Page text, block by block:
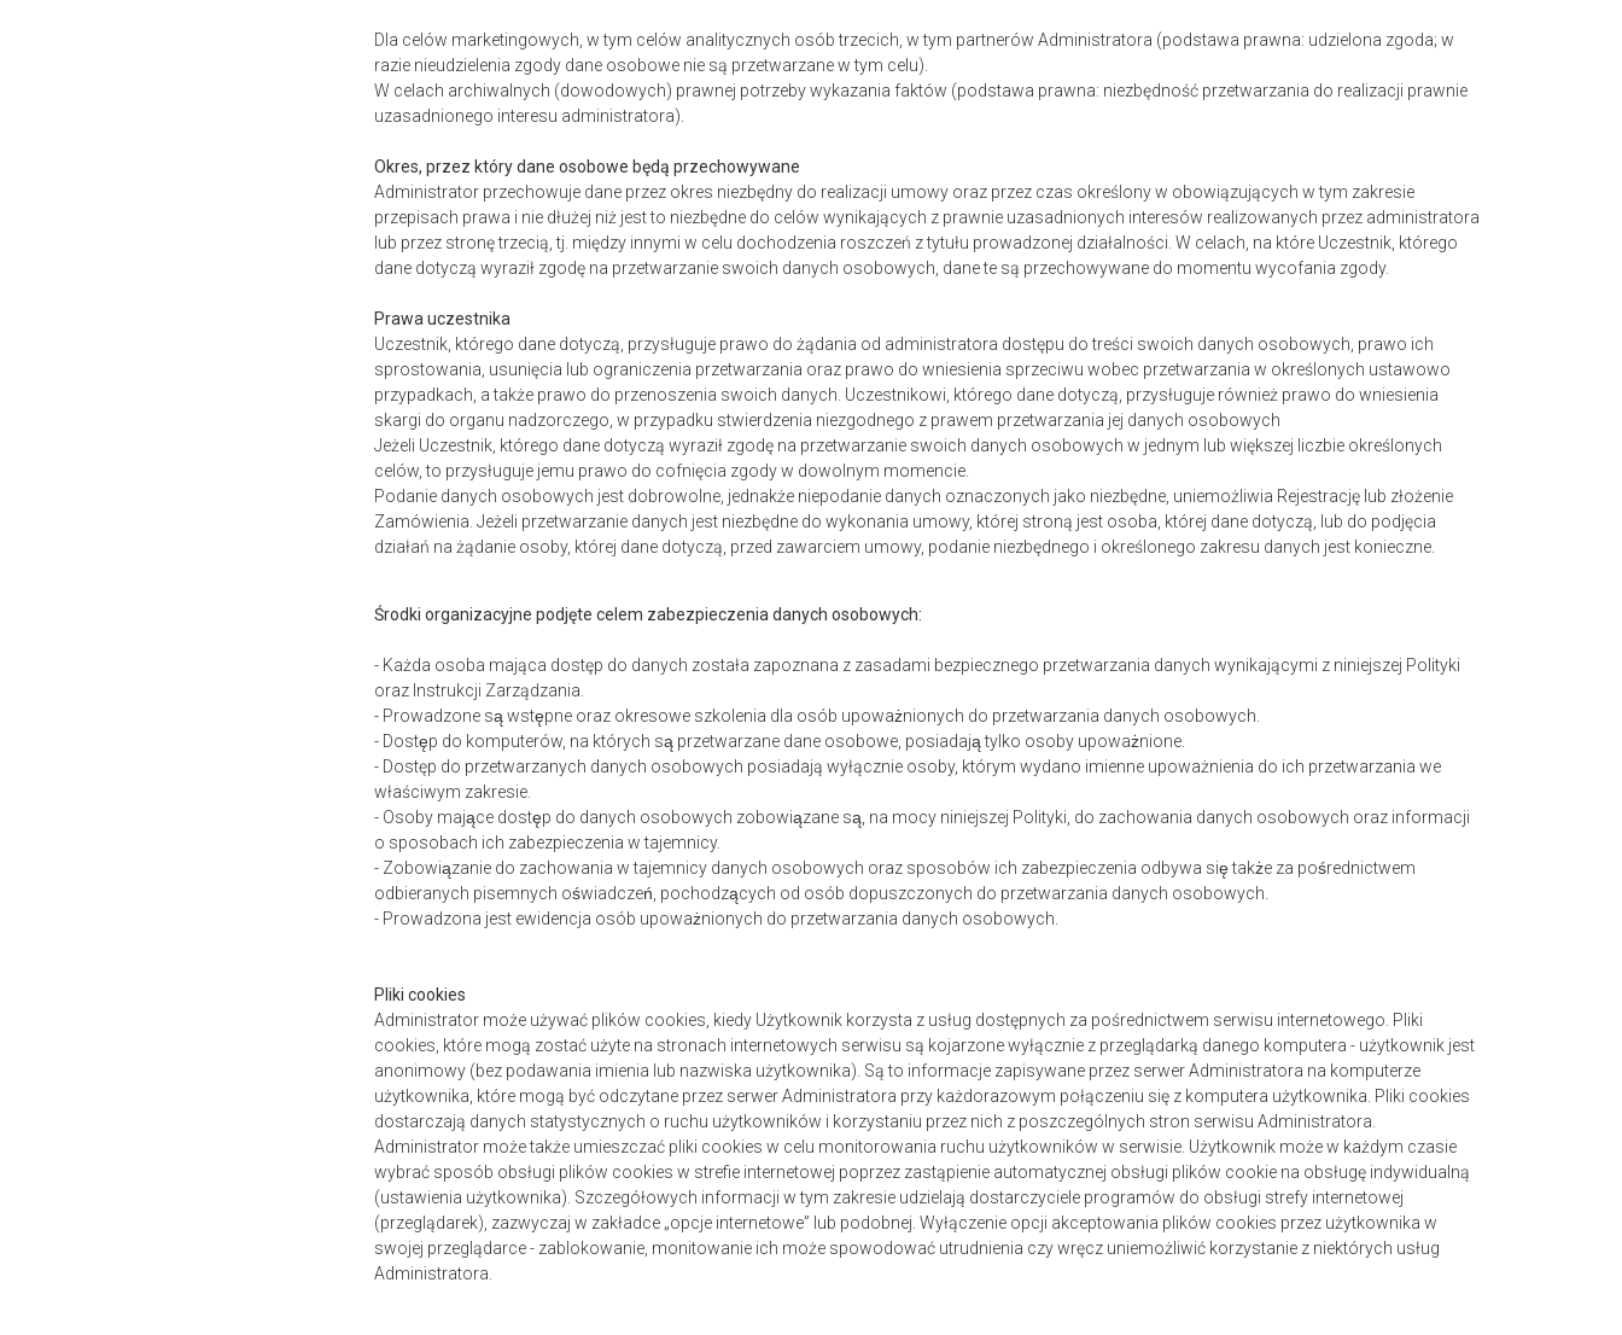
Dla celów marketingowych, w tym celów analitycznych osób trzecich, w tym partnerów Administratora (podstawa prawna: udzielona zgoda; w
razie nieudzielenia zgody dane osobowe nie są przetwarzane w tym celu).
W celach archiwalnych (dowodowych) prawnej potrzeby wykazania faktów (podstawa prawna: niezbędność przetwarzania do realizacji prawnie
uzasadnionego interesu administratora).
Okres, przez który dane osobowe będą przechowywane
Administrator przechowuje dane przez okres niezbędny do realizacji umowy oraz przez czas określony w obowiązujących w tym zakresie
przepisach prawa i nie dłużej niż jest to niezbędne do celów wynikających z prawnie uzasadnionych interesów realizowanych przez administratora
lub przez stronę trzecią, tj. między innymi w celu dochodzenia roszczeń z tytułu prowadzonej działalności. W celach, na które Uczestnik, którego
dane dotyczą wyraził zgodę na przetwarzanie swoich danych osobowych, dane te są przechowywane do momentu wycofania zgody.
Prawa uczestnika
Uczestnik, którego dane dotyczą, przysługuje prawo do żądania od administratora dostępu do treści swoich danych osobowych, prawo ich
sprostowania, usunięcia lub ograniczenia przetwarzania oraz prawo do wniesienia sprzeciwu wobec przetwarzania w określonych ustawowo
przypadkach, a także prawo do przenoszenia swoich danych. Uczestnikowi, którego dane dotyczą, przysługuje również prawo do wniesienia
skargi do organu nadzorczego, w przypadku stwierdzenia niezgodnego z prawem przetwarzania jej danych osobowych
Jeżeli Uczestnik, którego dane dotyczą wyraził zgodę na przetwarzanie swoich danych osobowych w jednym lub większej liczbie określonych
celów, to przysługuje jemu prawo do cofnięcia zgody w dowolnym momencie.
Podanie danych osobowych jest dobrowolne, jednakże niepodanie danych oznaczonych jako niezbędne, uniemożliwia Rejestrację lub złożenie
Zamówienia. Jeżeli przetwarzanie danych jest niezbędne do wykonania umowy, której stroną jest osoba, której dane dotyczą, lub do podjęcia
działań na żądanie osoby, której dane dotyczą, przed zawarciem umowy, podanie niezbędnego i określonego zakresu danych jest konieczne.
Środki organizacyjne podjęte celem zabezpieczenia danych osobowych:
- Każda osoba mająca dostęp do danych została zapoznana z zasadami bezpiecznego przetwarzania danych wynikającymi z niniejszej Polityki
oraz Instrukcji Zarządzania.
- Prowadzone są wstępne oraz okresowe szkolenia dla osób upoważnionych do przetwarzania danych osobowych.
- Dostęp do komputerów, na których są przetwarzane dane osobowe, posiadają tylko osoby upoważnione.
- Dostęp do przetwarzanych danych osobowych posiadają wyłącznie osoby, którym wydano imienne upoważnienia do ich przetwarzania we
właściwym zakresie.
- Osoby mające dostęp do danych osobowych zobowiązane są, na mocy niniejszej Polityki, do zachowania danych osobowych oraz informacji
o sposobach ich zabezpieczenia w tajemnicy.
- Zobowiązanie do zachowania w tajemnicy danych osobowych oraz sposobów ich zabezpieczenia odbywa się także za pośrednictwem
odbieranych pisemnych oświadczeń, pochodzących od osób dopuszczonych do przetwarzania danych osobowych.
- Prowadzona jest ewidencja osób upoważnionych do przetwarzania danych osobowych.
Pliki cookies
Administrator może używać plików cookies, kiedy Użytkownik korzysta z usług dostępnych za pośrednictwem serwisu internetowego. Pliki
cookies, które mogą zostać użyte na stronach internetowych serwisu są kojarzone wyłącznie z przeglądarką danego komputera - użytkownik jest
anonimowy (bez podawania imienia lub nazwiska użytkownika). Są to informacje zapisywane przez serwer Administratora na komputerze
użytkownika, które mogą być odczytane przez serwer Administratora przy każdorazowym połączeniu się z komputera użytkownika. Pliki cookies
dostarczają danych statystycznych o ruchu użytkowników i korzystaniu przez nich z poszczególnych stron serwisu Administratora.
Administrator może także umieszczać pliki cookies w celu monitorowania ruchu użytkowników w serwisie. Użytkownik może w każdym czasie
wybrać sposób obsługi plików cookies w strefie internetowej poprzez zastąpienie automatycznej obsługi plików cookie na obsługę indywidualną
(ustawienia użytkownika). Szczegółowych informacji w tym zakresie udzielają dostarczyciele programów do obsługi strefy internetowej
(przeglądarek), zazwyczaj w zakładce „opcje internetowe” lub podobnej. Wyłączenie opcji akceptowania plików cookies przez użytkownika w
swojej przeglądarce - zablokowanie, monitowanie ich może spowodować utrudnienia czy wręcz uniemożliwić korzystanie z niektórych usług
Administratora.